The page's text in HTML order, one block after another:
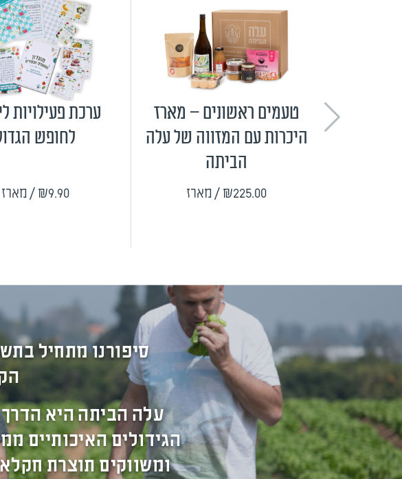
טעמים ראשונים – מארז
היכרות עם המזווה של עלה
הביתה
₪225.00/ מארז
ערכת פעילויות
לחופש
₪9.90/ מארז
סיפורנו מתחיל
עלה הביתה היא
הגידולים האיכותיים
ומשווקים תוצרת